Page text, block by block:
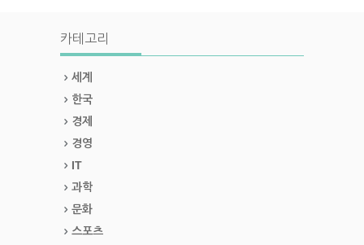
카테고리
세계
한국
경제
경영
IT
과학
문화
스포츠